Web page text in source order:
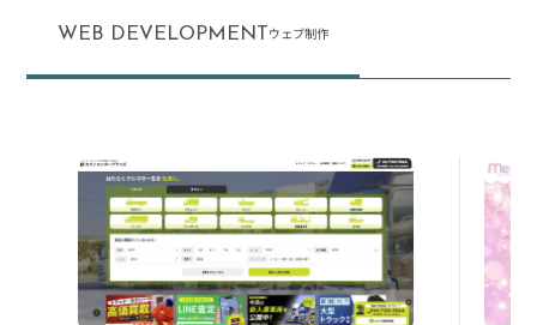
WEB DEVELOPMENT ウェブ制作